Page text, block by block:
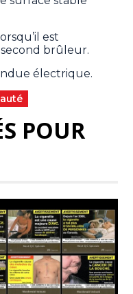
est
brûleur.
électrique.
POUR